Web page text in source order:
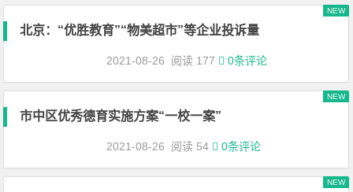
北京：“优胜教育”“物美超市”等企业投诉量
NEW
2021-08-26 阅读 177 0条评论
市中区优秀德育实施方案“一校一案”
NEW
2021-08-26 阅读 54 0条评论
NEW